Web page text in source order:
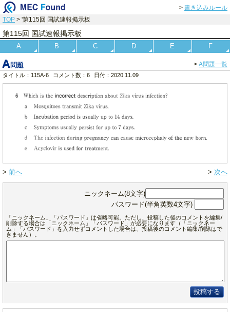
> 書き込みルール
TOP > '第115回 国試速報掲示板
第115回 国試速報掲示板
A B C D E F
A問題 > A問題一覧
タイトル：115A-6 コメント数：6 日付：2020.11.09
> 前へ > 次へ
ニックネーム(8文字)
パスワード(半角英数4文字)
「ニックネーム」「パスワード」は省略可能。ただし、投稿した後のコメントを編集/
削除する場合は「ニックネーム」「パスワード」が必要になります（「ニックネー
ム」「パスワード」を入力せずコメントした場合は、投稿後のコメント編集/削除はで
きません）。
投稿する